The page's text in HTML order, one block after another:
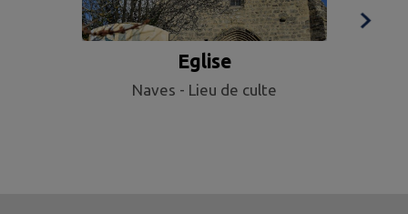
Eglise
Naves - Lieu de culte